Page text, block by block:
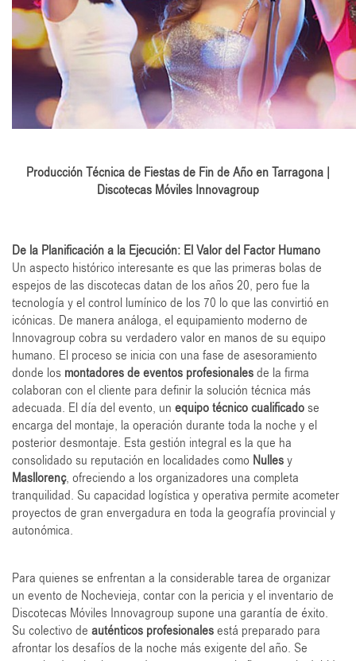
Producción Técnica de Fiestas de Fin de Año en Tarragona |
Discotecas Móviles Innovagroup
De la Planificación a la Ejecución: El Valor del Factor Humano
Un aspecto histórico interesante es que las primeras bolas de
espejos de las discotecas datan de los años 20, pero fue la
tecnología y el control lumínico de los 70 lo que las convirtió en
icónicas. De manera análoga, el equipamiento moderno de
Innovagroup cobra su verdadero valor en manos de su equipo
humano. El proceso se inicia con una fase de asesoramiento
donde los montadores de eventos profesionalesde la firma
colaboran con el cliente para definir la solución técnica más
adecuada. El día del evento, un equipo técnico cualificado se
encarga del montaje, la operación durante toda la noche y el
posterior desmontaje. Esta gestión integral es la que ha
consolidado su reputación en localidades como Nullesy
Masllorenç, ofreciendo a los organizadores una completa
tranquilidad. Su capacidad logística y operativa permite acometer
proyectos de gran envergadura en toda la geografía provincial y
autonómica.
Para quienes se enfrentan a la considerable tarea de organizar
un evento de Nochevieja, contar con la pericia y el inventario de
Discotecas Móviles Innovagroup supone una garantía de éxito.
Su colectivo de auténticos profesionalesestá preparado para
afrontar los desafíos de la noche más exigente del año. Se